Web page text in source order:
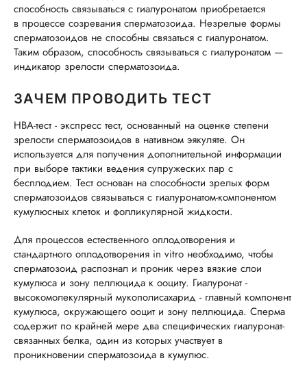
способность связываться с гиалуронатом приобретается
в процессе созревания сперматозоида. Незрелые формы
сперматозоидов не способны связаться с гиалуронатом.
Таким образом, способность связываться с гиалуронатом —
индикатор зрелости сперматозоида.
ЗАЧЕМ ПРОВОДИТЬ ТЕСТ
НВА-тест - экспресс тест, основанный на оценке степени
зрелости сперматозоидов в нативном эякуляте. Он
используется для получения дополнительной информации
при выборе тактики ведения супружеских пар с
бесплодием. Тест основан на способности зрелых форм
сперматозоидов связываться с гиалуронатом-компонентом
кумулюсных клеток и фолликулярной жидкости.
Для процессов естественного оплодотворения и
стандартного оплодотворения in vitro необходимо, чтобы
сперматозоид распознал и проник через вязкие слои
кумулюса и зону пеллюцида к ооциту. Гиалуронат -
высокомолекулярный мукополисахарид - главный компонент
кумулюса, окружающего ооцит и зону пеллюцида. Сперма
содержит по крайней мере два специфических гиалуронат-
связанных белка, один из которых участвует в
проникновении сперматозоида в кумулюс.